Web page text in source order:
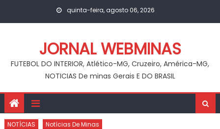
quinta-feira, agosto 06, 2026
JORNAL WEBMINAS
FUTEBOL DO INTERIOR, Atlético-MG, Cruzeiro, América-MG,
NOTICIAS De minas Gerais E DO BRASIL
NOTÍCIAS Notícias De Minas